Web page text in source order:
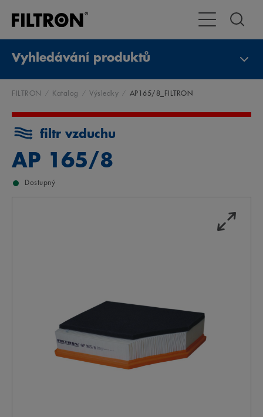
Přepnout
Vyhledávání produktů
FILTRON Katalog Výsledky AP165/8_FILTRON
filtr vzduchu
AP 165/8
Dostupný